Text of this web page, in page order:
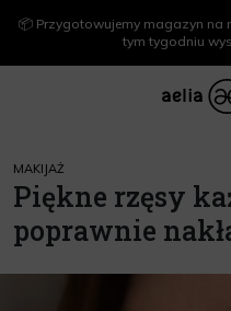
📦 Przygotowujemy magazyn na
tym tygodniu
Piękne rzęsy
poprawnie
MAKIJAŻ